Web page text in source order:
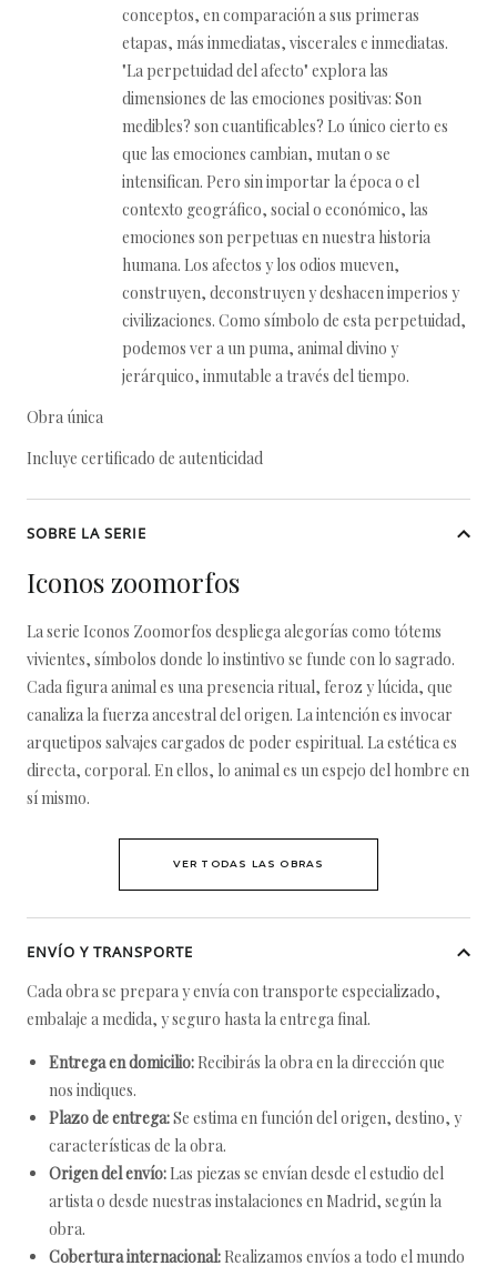
conceptos, en comparación a sus primeras
etapas, más inmediatas, viscerales e inmediatas.
"La perpetuidad del afecto" explora las
dimensiones de las emociones positivas: Son
medibles? son cuantificables? Lo único cierto es
que las emociones cambian, mutan o se
intensifican. Pero sin importar la época o el
contexto geográfico, social o económico, las
emociones son perpetuas en nuestra historia
humana. Los afectos y los odios mueven,
construyen, deconstruyen y deshacen imperios y
civilizaciones. Como símbolo de esta perpetuidad,
podemos ver a un puma, animal divino y
jerárquico, inmutable a través del tiempo.
Obra única
Incluye certificado de autenticidad
SOBRE LA SERIE
Iconos zoomorfos
La serie Iconos Zoomorfos despliega alegorías como tótems
vivientes, símbolos donde lo instintivo se funde con lo sagrado.
Cada figura animal es una presencia ritual, feroz y lúcida, que
canaliza la fuerza ancestral del origen. La intención es invocar
arquetipos salvajes cargados de poder espiritual. La estética es
directa, corporal. En ellos, lo animal es un espejo del hombre en
sí mismo.
VER TODAS LAS OBRAS
ENVÍO Y TRANSPORTE
Cada obra se prepara y envía con transporte especializado,
embalaje a medida, y seguro hasta la entrega final.
Entrega en domicilio: Recibirás la obra en la dirección que
nos indiques.
Plazo de entrega:Se estima en función del origen, destino, y
características de la obra.
Origen del envío: Las piezas se envían desde el estudio del
artista o desde nuestras instalaciones en Madrid, según la
obra.
Cobertura internacional: Realizamos envíos a todo el mundo